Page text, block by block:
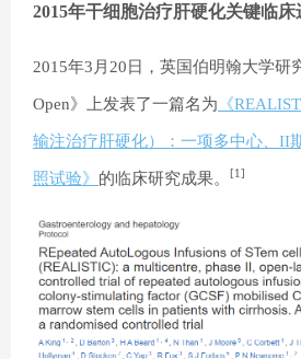
2015年干细胞治疗肝硬化关键临床
2015年3月20日，英国伯明翰大学研
Open》上发表了一篇名为 《
输注治疗肝硬化）：一项多中心、II
照试验》 的临床研究成果。 [1]